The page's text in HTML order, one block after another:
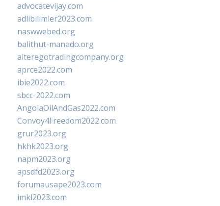
advocatevijay.com
adlibilimler2023.com
naswwebed.org
balithut-manado.org
alteregotradingcompany.org
aprce2022.com
ibie2022.com
sbcc-2022.com
AngolaOilAndGas2022.com
Convoy4Freedom2022.com
grur2023.org
hkhk2023.org
napm2023.org
apsdfd2023.org
forumausape2023.com
imkl2023.com